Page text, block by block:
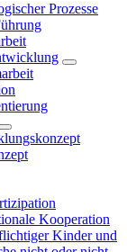
Prozesse
Kooperation
Kinder und